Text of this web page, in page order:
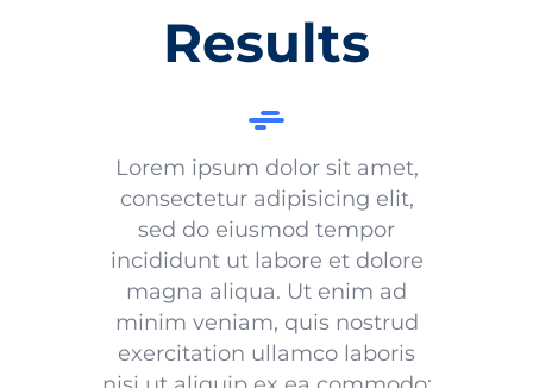
Results
Lorem ipsum dolor sit amet,
consectetur adipisicing elit,
sed do eiusmod tempor
incididunt ut labore et dolore
magna aliqua. Ut enim ad
minim veniam, quis nostrud
exercitation ullamco laboris